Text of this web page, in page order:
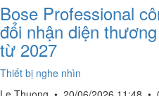
Bose Professional
đổi nhận diện
từ 2027
Thiết bị nghe nhìn